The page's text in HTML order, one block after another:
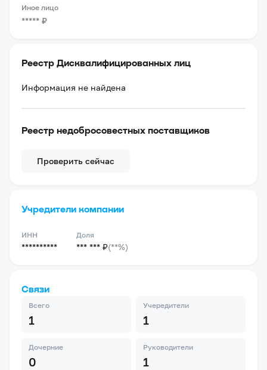
Иное лицо
***** ₽
Реестр Дисквалифицированных лиц
Информация не найдена
Реестр недобросовестных поставщиков
Проверить сейчас
Учредители компании
ИНН
**********
Доля
*** *** ₽(**%)
Связи
Всего
1
Учередители
1
Дочерние
0
Руководители
1